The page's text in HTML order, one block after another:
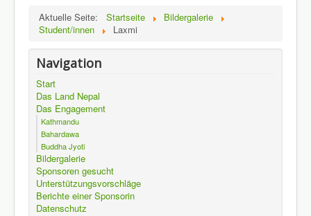
Aktuelle Seite:
Startseite
Bildergalerie
Student/innen
Laxmi
Navigation
Start
Das Land Nepal
Das Engagement
Kathmandu
Bahardawa
Buddha Jyoti
Bildergalerie
Sponsoren gesucht
Unterstützungsvorschläge
Berichte einer Sponsorin
Datenschutz